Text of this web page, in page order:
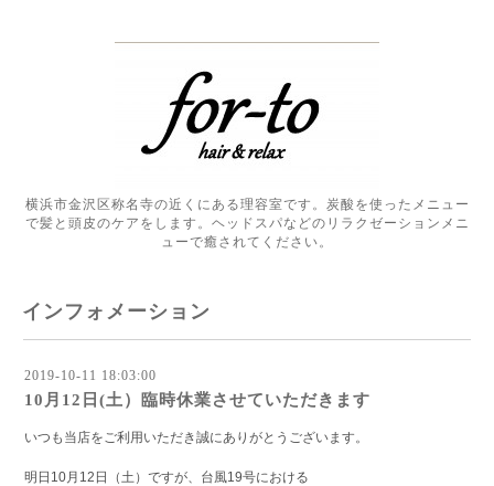
横浜市金沢区称名寺の近くにある理容室です。炭酸を使ったメニュー
で髪と頭皮のケアをします。ヘッドスパなどのリラクゼーションメニ
ューで癒されてください。
インフォメーション
2019-10-11 18:03:00
10月12日(土）臨時休業させていただきます
いつも当店をご利用いただき誠にありがとうございます。
明日10月12日（土）ですが、台風19号における